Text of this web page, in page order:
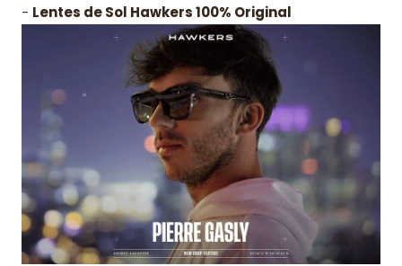
- Lentes de Sol Hawkers 100% Original